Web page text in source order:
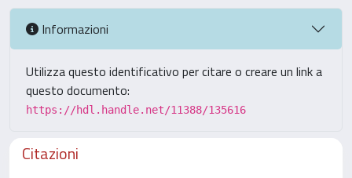
Informazioni
Utilizza questo identificativo per citare o creare un link a
questo documento:
https://hdl.handle.net/11388/135616
Citazioni